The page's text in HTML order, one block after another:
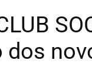
dos